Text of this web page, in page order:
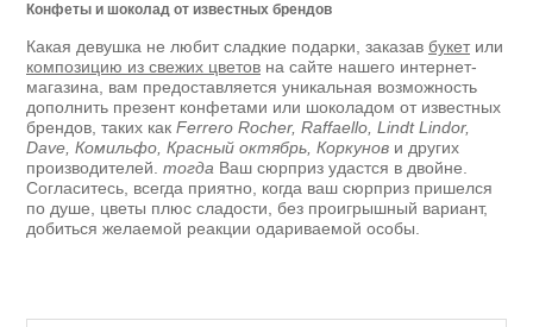
Конфеты и шоколад от известных брендов
Какая девушка не любит сладкие подарки, заказав букет или
композицию из свежих цветов на сайте нашего интернет-
магазина, вам предоставляется уникальная возможность
дополнить презент конфетами или шоколадом от известных
брендов, таких как Ferrero Rocher, Raffaello, Lindt Lindor,
Dave, Комильфо, Красный октябрь, Коркунов и других
производителей. тогда Ваш сюрприз удастся в двойне.
Согласитесь, всегда приятно, когда ваш сюрприз пришелся
по душе, цветы плюс сладости, без проигрышный вариант,
добиться желаемой реакции одариваемой особы.